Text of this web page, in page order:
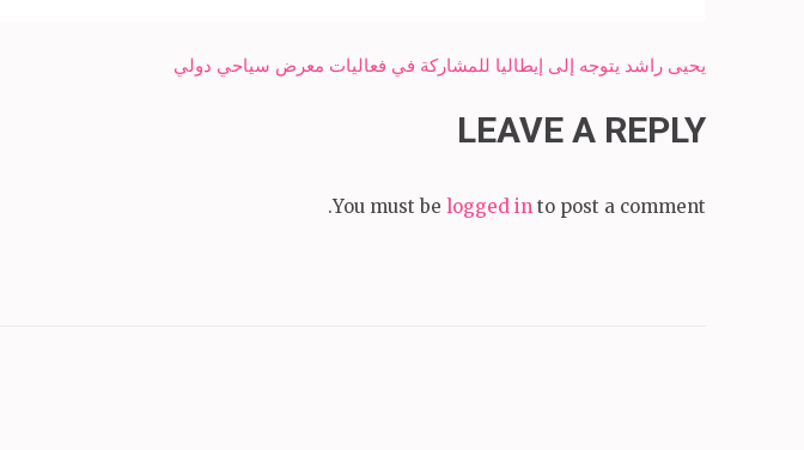
Post
يحيى راشد يتوجه إلى إيطاليا للمشاركة في فعاليات معرض سياحي دولي
LEAVE A REPLY
You must be logged in to post a comment.